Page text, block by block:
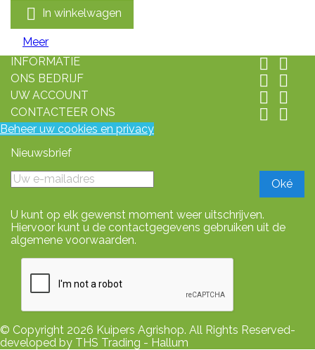
 In winkelwagen
Meer
INFORMATIE
 
ONS BEDRIJF  
UW ACCOUNT  
CONTACTEER ONS  
Beheer uw cookies en privacy
Nieuwsbrief
U kunt op elk gewenst moment weer uitschrijven.
Hiervoor kunt u de contactgegevens gebruiken uit de
algemene voorwaarden.
© Copyright 2026 Kuipers Agrishop. All Rights Reserved-
developed by THS Trading - Hallum